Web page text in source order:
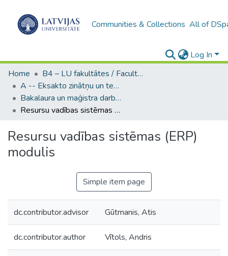
Communities & Collections All of
Log In
Home
B4 – LU fakultātes / Faculties of the UL
A -- Eksakto zinātņu un tehnoloģiju fakultāte / Faculty of Science and Technology
Bakalaura un maģistra darbi (EZTF) / Bachelor's and Master's theses
Resursu vadības sistēmas (ERP) modulis
Resursu vadības sistēmas (ERP)
modulis
Simple item page
dc.contributor.advisor Gūtmanis, Atis
dc.contributor.author Vītols, Andris